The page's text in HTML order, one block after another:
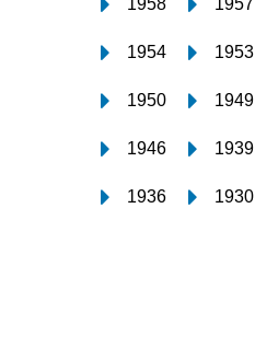
1958 1957
1954 1953
1950 1949
1946 1939
1936 1930